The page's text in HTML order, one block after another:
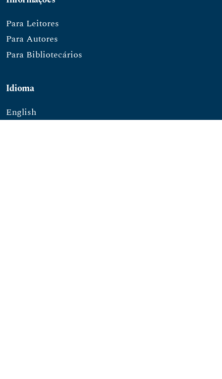
Para Leitores
Para Autores
Para Bibliotecários
Idioma
English